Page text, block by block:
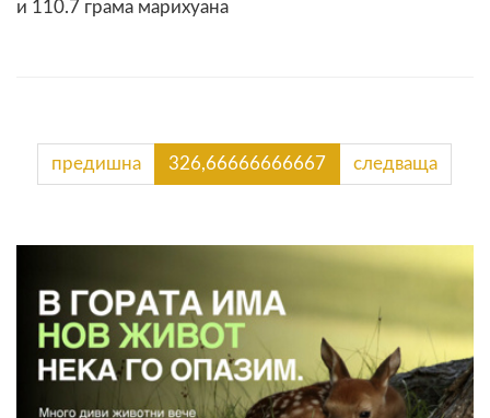
и 110.7 грама марихуана
предишна 326,66666666667 следваща